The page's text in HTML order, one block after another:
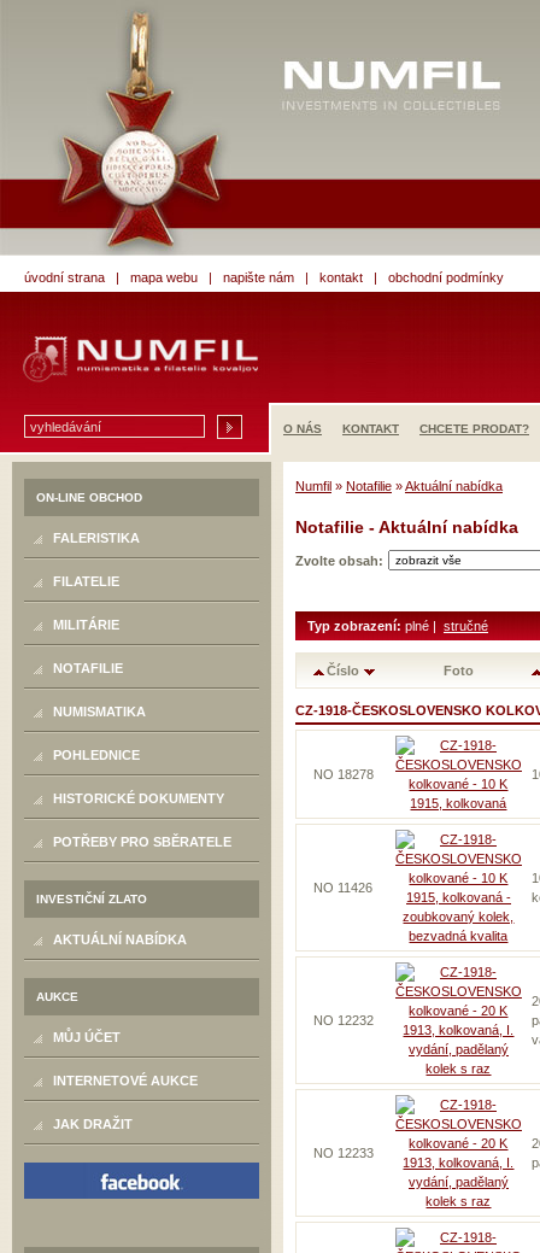
úvodní strana | mapa webu | napište nám | kontakt | obchodní podmínky
O NÁS KONTAKT CHCETE PRODAT?
ON-LINE OBCHOD
FALERISTIKA
FILATELIE
MILITÁRIE
NOTAFILIE
NUMISMATIKA
POHLEDNICE
HISTORICKÉ DOKUMENTY
POTŘEBY PRO SBĚRATELE
INVESTIČNÍ ZLATO
AKTUÁLNÍ NABÍDKA
AUKCE
MŮJ ÚČET
INTERNETOVÉ AUKCE
JAK DRAŽIT
Numfil » Notafilie »Aktuální nabídka
Notafilie - Aktuální nabídka
Zvolte obsah:
Typ zobrazení: plné | stručné
Číslo Foto
CZ-1918-ČESKOSLOVENSKO
NO 18278
NO 11426
NO 12232
NO 12233